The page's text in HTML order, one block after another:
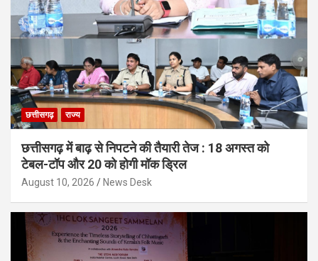
छत्तीसगढ़ राज्य
छत्तीसगढ़ में बाढ़ से निपटने की तैयारी तेज : 18 अगस्त को
टेबल-टॉप और 20 को होगी मॉक ड्रिल
August 10, 2026 News Desk